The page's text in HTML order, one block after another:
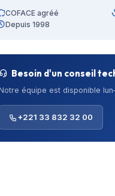
COFACE agréé
Depuis 1998
Besoin d'un conseil
équipe est disponible
+221 33 832 32 00